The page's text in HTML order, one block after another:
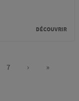
DÉCOUVRIR
Page
7
Page
›
Dernière
»